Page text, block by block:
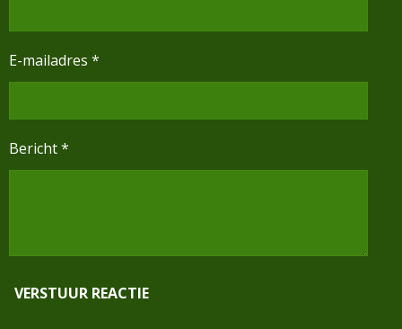
E-mailadres *
Bericht *
VERSTUUR REACTIE